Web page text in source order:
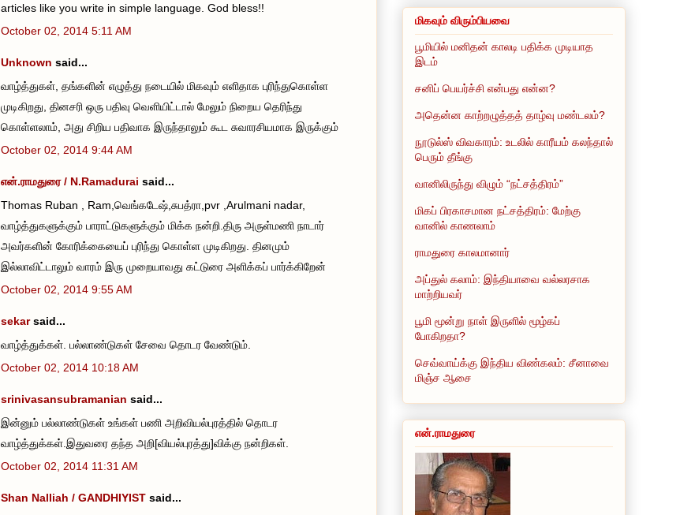
articles like you write in simple language. God bless!!
October 02, 2014 5:11 AM
Unknown said...
வாழ்த்துகள், தங்களின் எழுத்து நடையில் மிகவும் எளிதாக புரிந்துகொள்ள
முடிகிறது, தினசரி ஒரு பதிவு வெளியிட்டால் மேலும் நிறைய தெரிந்து
கொள்ளலாம், அது சிறிய பதிவாக இருந்தாலும் கூட சுவாரசியமாக இருக்கும்
October 02, 2014 9:44 AM
என்.ராமதுரை / N.Ramadurai said...
Thomas Ruban , Ram,வெங்கடேஷ்,சுபத்ரா,pvr ,Arulmani nadar,
வாழ்த்துகளுக்கும் பாராட்டுகளுக்கும் மிக்க நன்றி.திரு அருள்மணி நாடார்
அவர்களின் கோரிக்கையைப் புரிந்து கொள்ள முடிகிறது. தினமும்
இல்லாவிட்டாலும் வாரம் இரு முறையாவது கட்டுரை அளிக்கப் பார்க்கிறேன்
October 02, 2014 9:55 AM
sekarsaid...
வாழ்த்துக்கள். பல்லாண்டுகள் சேவை தொடர வேண்டும்.
October 02, 2014 10:18 AM
srinivasansubramanian said...
இன்னும் பல்லாண்டுகள் உங்கள் பணி அறிவியல்புரத்தில் தொடர
வாழ்த்துக்கள்.இதுவரை தந்த அறி[வியல்புரத்து]விக்கு நன்றிகள்.
October 02, 2014 11:31 AM
Shan Nalliah / GANDHIYIST said...
மிகவும் விரும்பியவை
பூமியில் மனிதன் காலடி பதிக்க முடியாத
இடம்
சனிப் பெயர்ச்சி என்பது என்ன?
அதென்ன காற்றழுத்தத் தாழ்வு மண்டலம்?
நூடுல்ஸ் விவகாரம்: உடலில் காரீயம் கலந்தால்
பெரும் தீங்கு
வானிலிருந்து விழும் “நட்சத்திரம்”
மிகப் பிரகாசமான நட்சத்திரம்: மேற்கு
வானில் காணலாம்
ராமதுரை காலமானார்
அப்துல் கலாம்: இந்தியாவை வல்லரசாக
மாற்றியவர்
பூமி மூன்று நாள் இருளில் மூழ்கப்
போகிறதா?
செவ்வாய்க்கு இந்திய விண்கலம்: சீனாவை
மிஞ்ச ஆசை
என்.ராமதுரை